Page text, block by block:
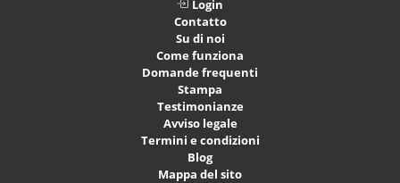
Login
Contatto
Su di noi
Come funziona
Domande frequenti
Stampa
Testimonianze
Avviso legale
Termini e condizioni
Blog
Mappa del sito